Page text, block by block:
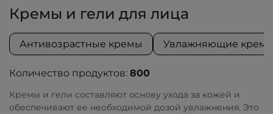
Кремы и гели для лица
Антивозрастные кремы Увлажняющие
Количество продуктов: 800
Кремы и гели составляют основу ухода за кожей и
обеспечивают ее необходимой дозой увлажнения. Это